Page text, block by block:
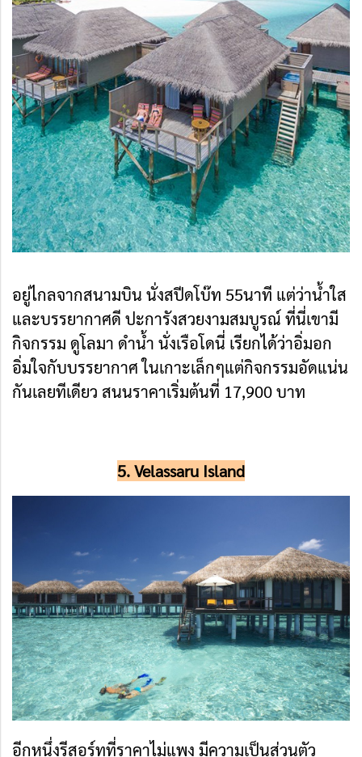
อยู่ไกลจากสนามบิน นั่งสปีดโบ๊ท 55นาที แต่ว่าน้ำใส
และบรรยากาศดี ปะการังสวยงามสมบูรณ์ ที่นี่เขามี
กิจกรรม ดูโลมา ดำน้ำ นั่งเรือโดนี่ เรียกได้ว่าอิ่มอก
อิ่มใจกับบรรยากาศ ในเกาะเล็กๆแต่กิจกรรมอัดแน่น
กันเลยทีเดียว สนนราคาเริ่มต้นที่ 17,900 บาท
5. Velassaru Island
อีกหนึ่งรีสอร์ทที่ราคาไม่แพง มีความเป็นส่วนตัว